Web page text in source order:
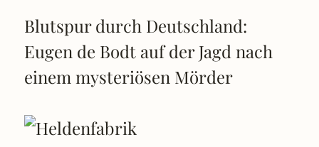
Blutspur durch Deutschland:
Eugen de Bodt auf der Jagd nach
einem mysteriösen Mörder